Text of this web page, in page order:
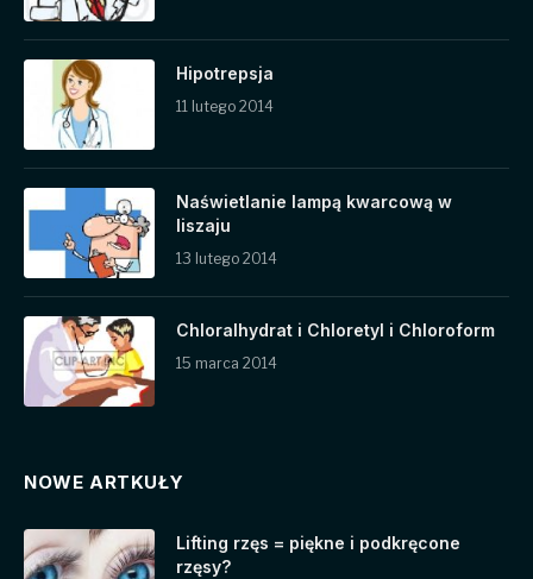
Hipotrepsja
11 lutego 2014
Naświetlanie lampą kwarcową w
liszaju
13 lutego 2014
Chloralhydrat i Chloretyl i Chloroform
15 marca 2014
NOWE ARTKUŁY
Lifting rzęs = piękne i podkręcone
rzęsy?